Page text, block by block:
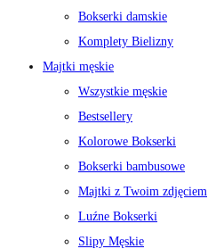
Bokserki damskie
Komplety Bielizny
Majtki męskie
Wszystkie męskie
Bestsellery
Kolorowe Bokserki
Bokserki bambusowe
Majtki z Twoim zdjęciem
Luźne Bokserki
Slipy Męskie